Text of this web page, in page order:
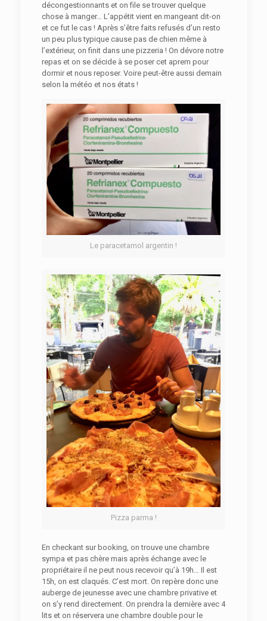
décongestionnants et on file se trouver quelque
chose à manger… L’appétit vient en mangeant dit-on
et ce fut le cas ! Après s’être faits refusés d’un resto
un peu plus typique cause pas de chien même à
l’extérieur, on finit dans une pizzeria ! On dévore notre
repas et on se décide à se poser cet aprem pour
dormir et nous reposer. Voire peut-être aussi demain
selon la météo et nos états !
Le paracetamol argentin !
Pizza parma !
En checkant sur booking, on trouve une chambre
sympa et pas chère mais après échange avec le
propriétaire il ne peut nous recevoir qu’à 19h… Il est
15h, on est claqués. C’est mort. On repère donc une
auberge de jeunesse avec une chambre privative et
on s’y rend directement. On prendra la dernière avec 4
lits et on réservera une chambre double pour le